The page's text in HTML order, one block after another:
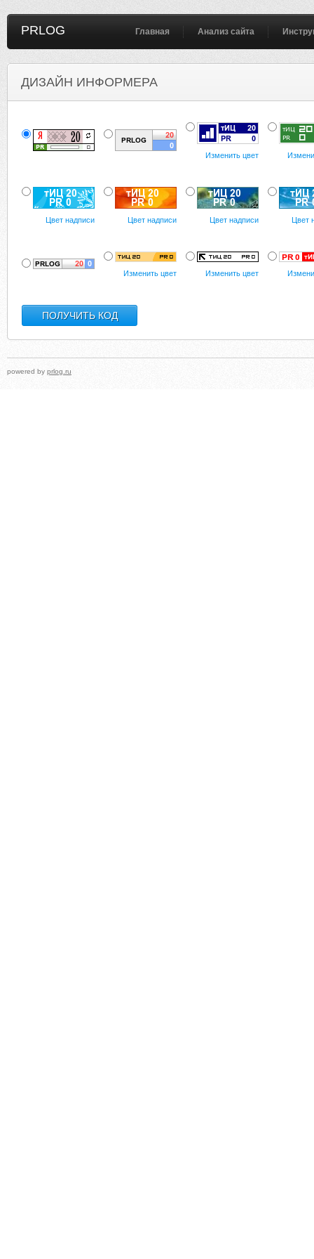
PRLOG Главная Анализ сайта
ДИЗАЙН ИНФОРМЕРА
Изменить цвет
Цвет надписи Цвет надписи Цвет надписи Цвет
Изменить цвет Изменить цвет
powered by prlog.ru